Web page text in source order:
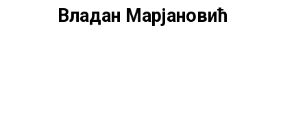
Владан Марјановић